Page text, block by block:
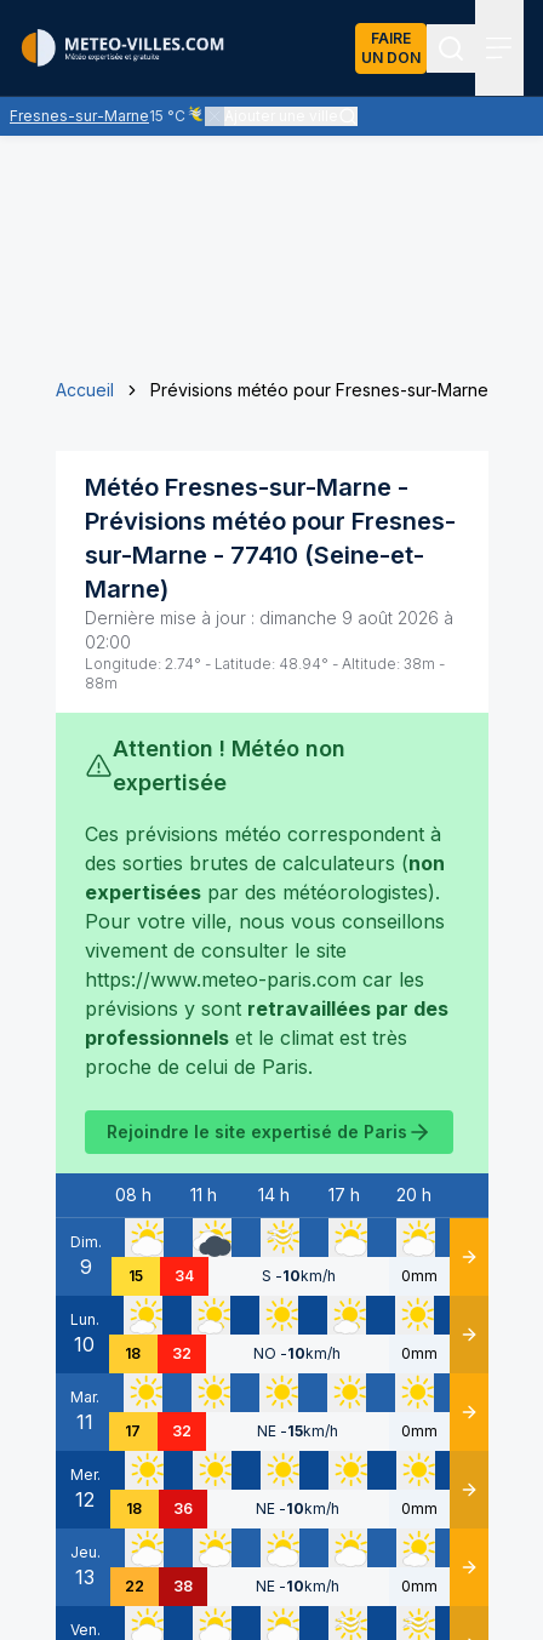
FAIRE
UN DON
Fresnes-sur-Marne15 °C
Ciel voilé par des nuages d'altitude, ternissant
Accueil Prévisions météo pour Fresnes-sur-Marne
Météo Fresnes-sur-Marne -
Prévisions météo pour Fresnes-
sur-Marne - 77410 (Seine-et-
Marne)
Dernière mise à jour : dimanche 9 août 2026 à
02:00
Longitude: 2.74° - Latitude: 48.94° - Altitude: 38m -
88m
Attention ! Météo non
expertisée
Ces prévisions météo correspondent à
des sorties brutes de calculateurs (non
expertiséespar des météorologistes).
Pour votre ville, nous vous conseillons
vivement de consulter le site
https://www.meteo-paris.com car les
prévisions y sont retravaillées par des
professionnelset le climat est très
proche de celui de Paris.
Rejoindre le site expertisé de Paris
Date
08 h 11 h 14 h 17 h 20 h
Dim.
9 15 34 S -10km/h 0mm Détails
Lun.
10 18 32 NO -10km/h 0mm Détails
Mar.
11 17 32 NE -15km/h 0mm Détails
Mer.
12 18 36 NE -10km/h 0mm Détails
Jeu.
13 22 38 NE -10km/h 0mm Détails
Ven.